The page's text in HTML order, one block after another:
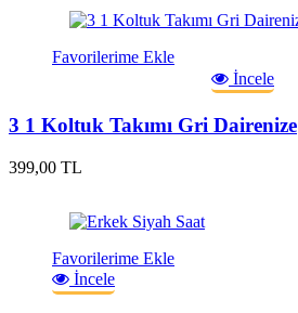
Favorilerime Ekle
İncele
3 1 Koltuk Takımı Gri Dairenize
399,00 TL
Favorilerime Ekle
İncele